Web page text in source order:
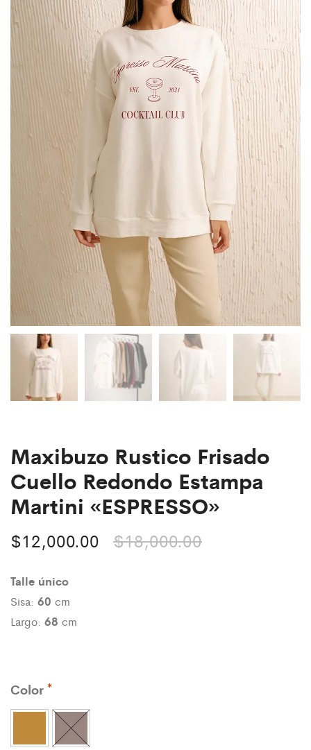
«ELYSEES»
Maxibuzo Rustico Frisado
Cuello Redondo Estampa
Martini «ESPRESSO»
$18,000.00
$12,000.00
Talle único
Sisa: 60 cm
Largo: 68 cm
Color